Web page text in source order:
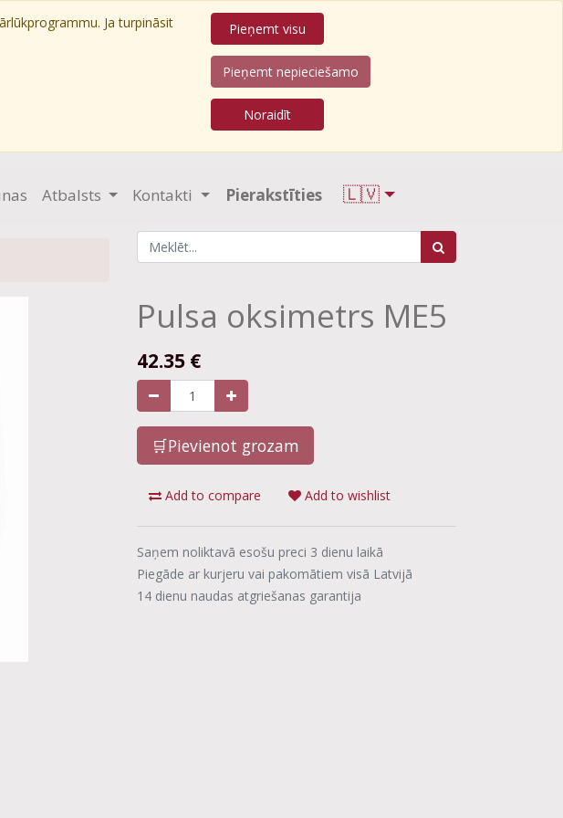
Ja turpināsit
Pieņemt visu
Pieņemt nepieciešamo
Noraidīt
Atbalsts Kontakti Pierakstīties 🇱🇻
Pulsa oksimetrs ME5
42.35 €
🛒Pievienot grozam
Add to compare Add to wishlist
Saņem noliktavā esošu preci 3 dienu laikā
Piegāde ar kurjeru vai pakomātiem visā Latvijā
14 dienu naudas atgriešanas garantija